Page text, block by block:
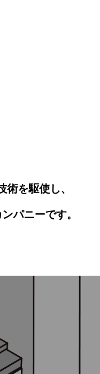
を駆使し、
パニーです。